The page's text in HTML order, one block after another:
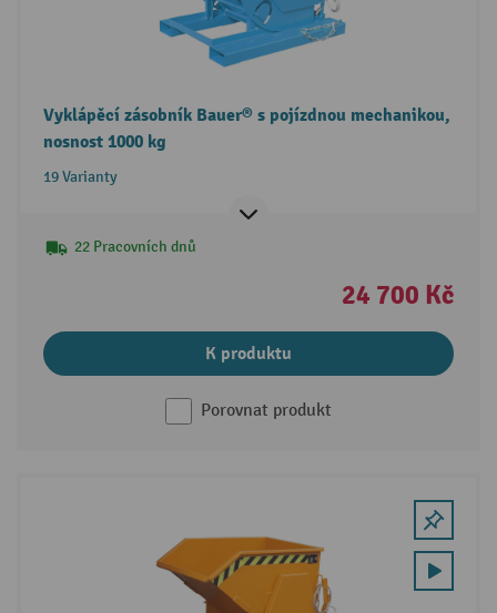
Vyklápěcí zásobník Bauer® s pojízdnou mechanikou,
nosnost 1000 kg
19 Varianty
22 Pracovních dnů
24 700 Kč
K produktu
Porovnat produkt